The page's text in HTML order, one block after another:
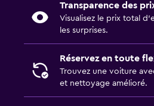
Transparence des
Visualisez le prix total
les surprises.
Réservez en toute
Trouvez une voiture
et nettoyage amélioré.